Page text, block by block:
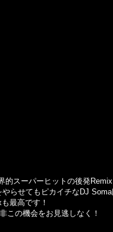
的スーパーヒットの後発
らせてもピカイチなDJ
最高です！
この機会をお見逃しなく！